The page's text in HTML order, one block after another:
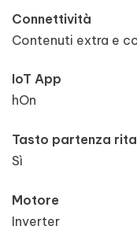
Connettività
Contenuti extra e
IoT App
hOn
Tasto partenza
Sì
Motore
Inverter